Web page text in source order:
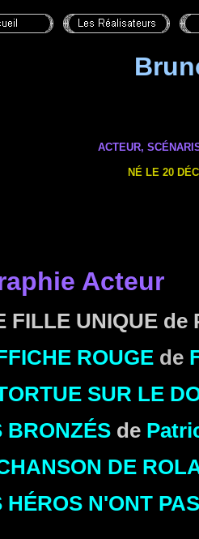
ACTEUR,
NÉ LE 20
Acteur
FILLE UNIQUE de
ROUGE de
SUR LE
BRONZÉS de
DE
HÉROS N'ONT